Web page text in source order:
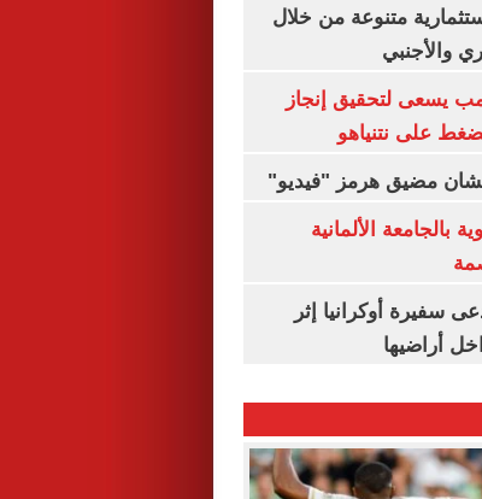
متنوعة من خلال
والأجنبي
يسعى لتحقيق إنجاز
على نتنياهو
بشان مضيق هرمز "فيديو"
بالجامعة الألمانية
سفيرة أوكرانيا إثر
أراضيها